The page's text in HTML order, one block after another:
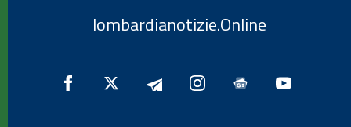
lombardianotizie.Online